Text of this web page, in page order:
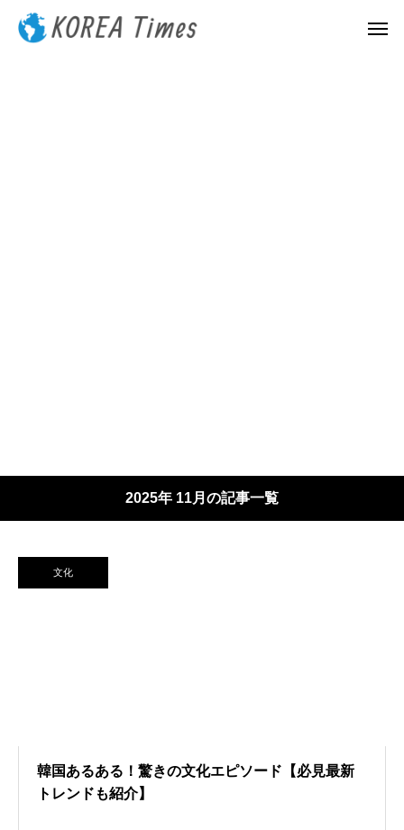
2025年 11月の記事一覧
文化
韓国あるある！驚きの文化エピソード【必見最新
トレンドも紹介】